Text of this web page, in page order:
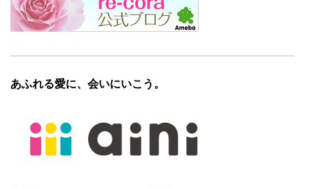
あふれる愛に、会いにいこう。